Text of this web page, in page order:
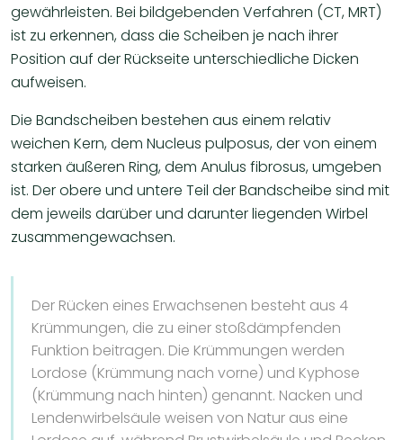
gewährleisten. Bei bildgebenden Verfahren (CT, MRT)
ist zu erkennen, dass die Scheiben je nach ihrer
Position auf der Rückseite unterschiedliche Dicken
aufweisen.
Die Bandscheiben bestehen aus einem relativ
weichen Kern, dem Nucleus pulposus, der von einem
starken äußeren Ring, dem Anulus fibrosus, umgeben
ist. Der obere und untere Teil der Bandscheibe sind mit
dem jeweils darüber und darunter liegenden Wirbel
zusammengewachsen.
Der Rücken eines Erwachsenen besteht aus 4
Krümmungen, die zu einer stoßdämpfenden
Funktion beitragen. Die Krümmungen werden
Lordose (Krümmung nach vorne) und Kyphose
(Krümmung nach hinten) genannt. Nacken und
Lendenwirbelsäule weisen von Natur aus eine